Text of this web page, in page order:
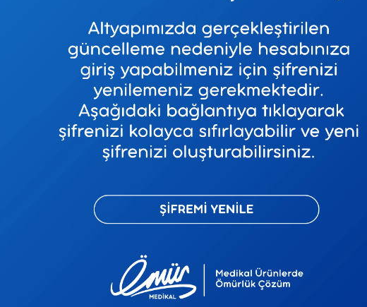
Çorabı
Kaşmir
Stok Kodu
Marka:MEDİ
₺5.560,79
`den